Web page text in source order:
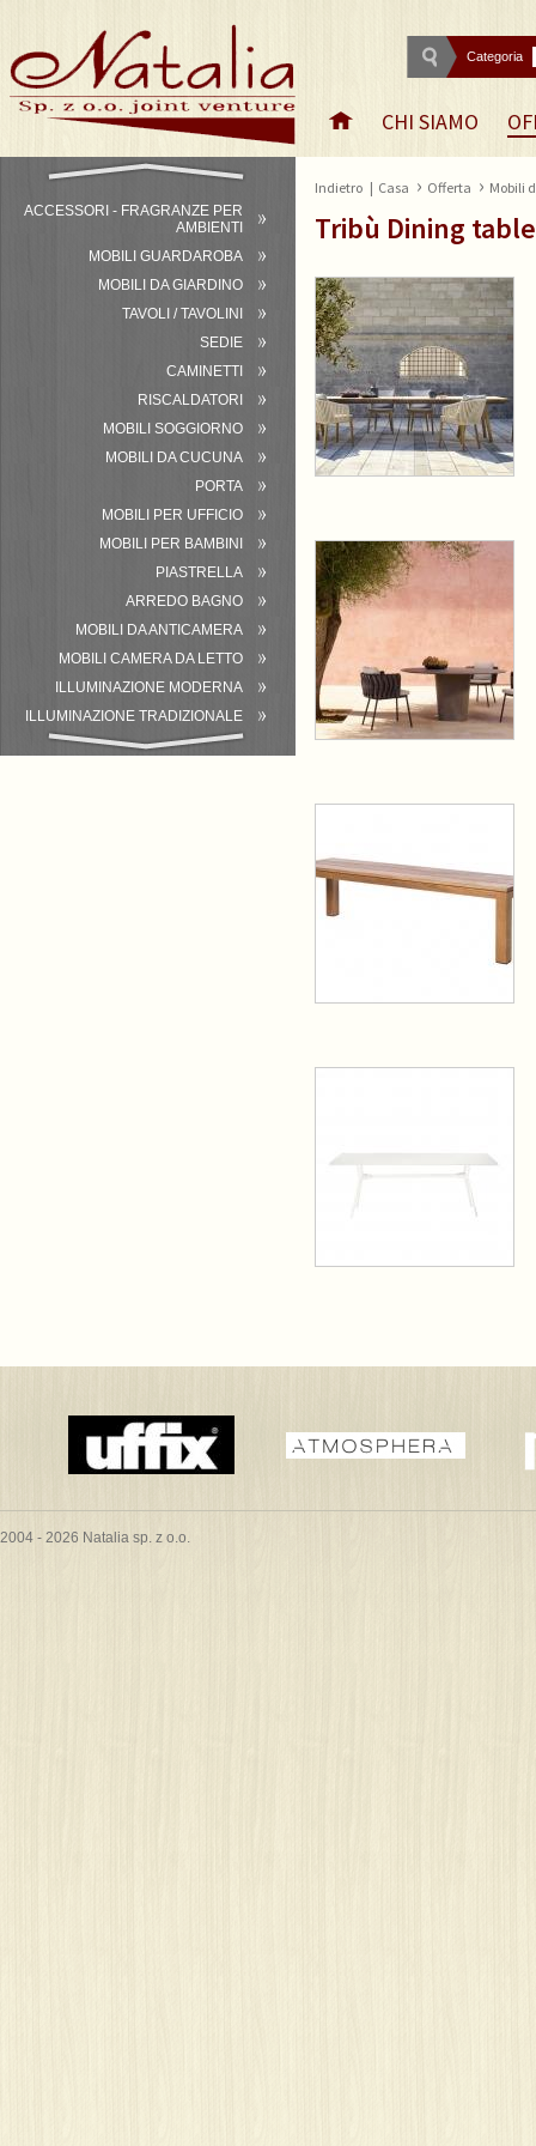
Categoria
CHI SIAMO
ACCESSORI - FRAGRANZE PER
AMBIENTI
MOBILI GUARDAROBA
MOBILI DA GIARDINO
TAVOLI / TAVOLINI
SEDIE
CAMINETTI
RISCALDATORI
MOBILI SOGGIORNO
MOBILI DA CUCUNA
PORTA
MOBILI PER UFFICIO
MOBILI PER BAMBINI
PIASTRELLA
ARREDO BAGNO
MOBILI DA ANTICAMERA
MOBILI CAMERA DA LETTO
ILLUMINAZIONE MODERNA
ILLUMINAZIONE TRADIZIONALE
ATTREZZATURA DEL BAGNO
Indietro | Casa › Offerta › Mobili
Tribù Dining
2004 - 2026 Natalia sp. z o.o.